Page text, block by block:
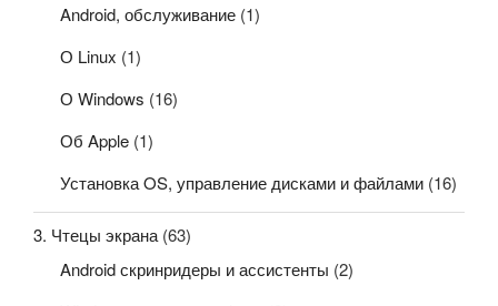
Android, обслуживание (1)
О Linux (1)
О Windows (16)
Об Apple (1)
Установка OS, управление дисками и файлами (16)
3. Чтецы экрана (63)
Android скринридеры и ассистенты (2)